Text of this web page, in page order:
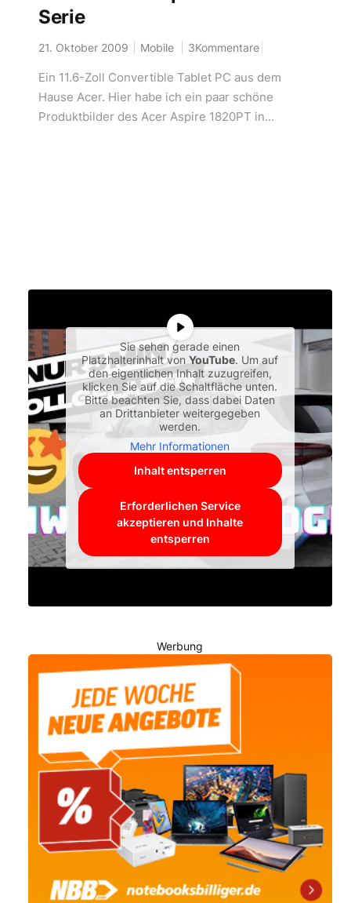
Serie
21. Oktober 2009 Mobile 3Kommentare
Ein 11.6-Zoll Convertible Tablet PC aus dem
Hause Acer. Hier habe ich ein paar schöne
Produktbilder des Acer Aspire 1820PT in...
Sie sehen gerade einen
Platzhalterinhalt vonYouTube. Um auf
den eigentlichen Inhalt zuzugreifen,
klicken Sie auf die Schaltfläche unten.
Bitte beachten Sie, dass dabei Daten
an Drittanbieter weitergegeben
werden.
Mehr Informationen
Inhalt entsperren
Erforderlichen Service
akzeptieren und Inhalte
entsperren
Werbung